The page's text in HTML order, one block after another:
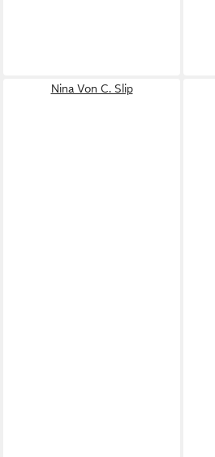
Nina Von C. Slip